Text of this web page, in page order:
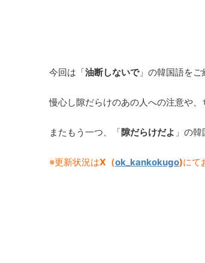
今回は「油断しないで」の韓国語をご
慢心し隙だらけのあの人への注意や
またもう一つ、「隙だらけだよ 」の
※更新状況はX（ok_kankokugo)にて